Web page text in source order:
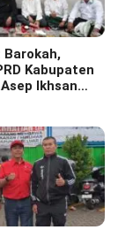
Barokah,
Kabupaten
Ikhsan
Haul Akbar